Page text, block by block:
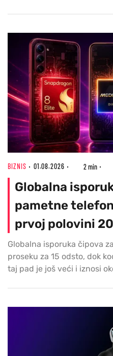
BIZNIS 01.08.2026 2 min
Globalna
pametne
prvoj polovini
Globalna isporuka čipova
proseku za 15 odsto, dok
taj pad je još veći i iznosi